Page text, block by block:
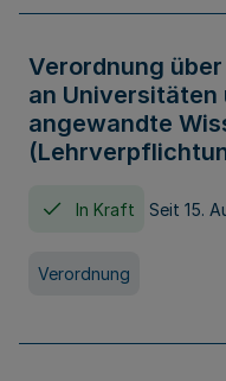
Verordnung
an Universitäten
angewandte
In Kraft Seit 15.
Verordnung